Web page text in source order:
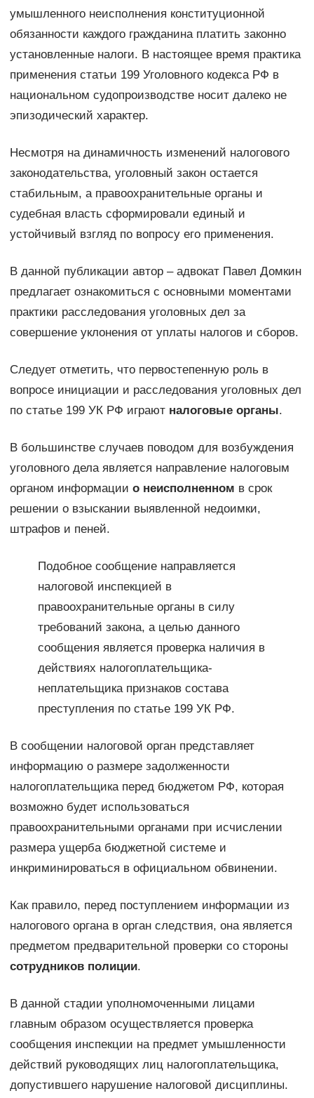
умышленного неисполнения конституционной
обязанности каждого гражданина платить законно
установленные налоги. В настоящее время практика
применения статьи 199 Уголовного кодекса РФ в
национальном судопроизводстве носит далеко не
эпизодический характер.
Несмотря на динамичность изменений налогового
законодательства, уголовный закон остается
стабильным, а правоохранительные органы и
судебная власть сформировали единый и
устойчивый взгляд по вопросу его применения.
В данной публикации автор – адвокат Павел Домкин
предлагает ознакомиться с основными моментами
практики расследования уголовных дел за
совершение уклонения от уплаты налогов и сборов.
Следует отметить, что первостепенную роль в
вопросе инициации и расследования уголовных дел
по статье 199 УК РФ играют налоговые органы.
В большинстве случаев поводом для возбуждения
уголовного дела является направление налоговым
органом информации о неисполненном в срок
решении о взыскании выявленной недоимки,
штрафов и пеней.
Подобное сообщение направляется
налоговой инспекцией в
правоохранительные органы в силу
требований закона, а целью данного
сообщения является проверка наличия в
действиях налогоплательщика-
неплательщика признаков состава
преступления по статье 199 УК РФ.
В сообщении налоговой орган представляет
информацию о размере задолженности
налогоплательщика перед бюджетом РФ, которая
возможно будет использоваться
правоохранительными органами при исчислении
размера ущерба бюджетной системе и
инкриминироваться в официальном обвинении.
Как правило, перед поступлением информации из
налогового органа в орган следствия, она является
предметом предварительной проверки со стороны
сотрудников полиции.
В данной стадии уполномоченными лицами
главным образом осуществляется проверка
сообщения инспекции на предмет умышленности
действий руководящих лиц налогоплательщика,
допустившего нарушение налоговой дисциплины.